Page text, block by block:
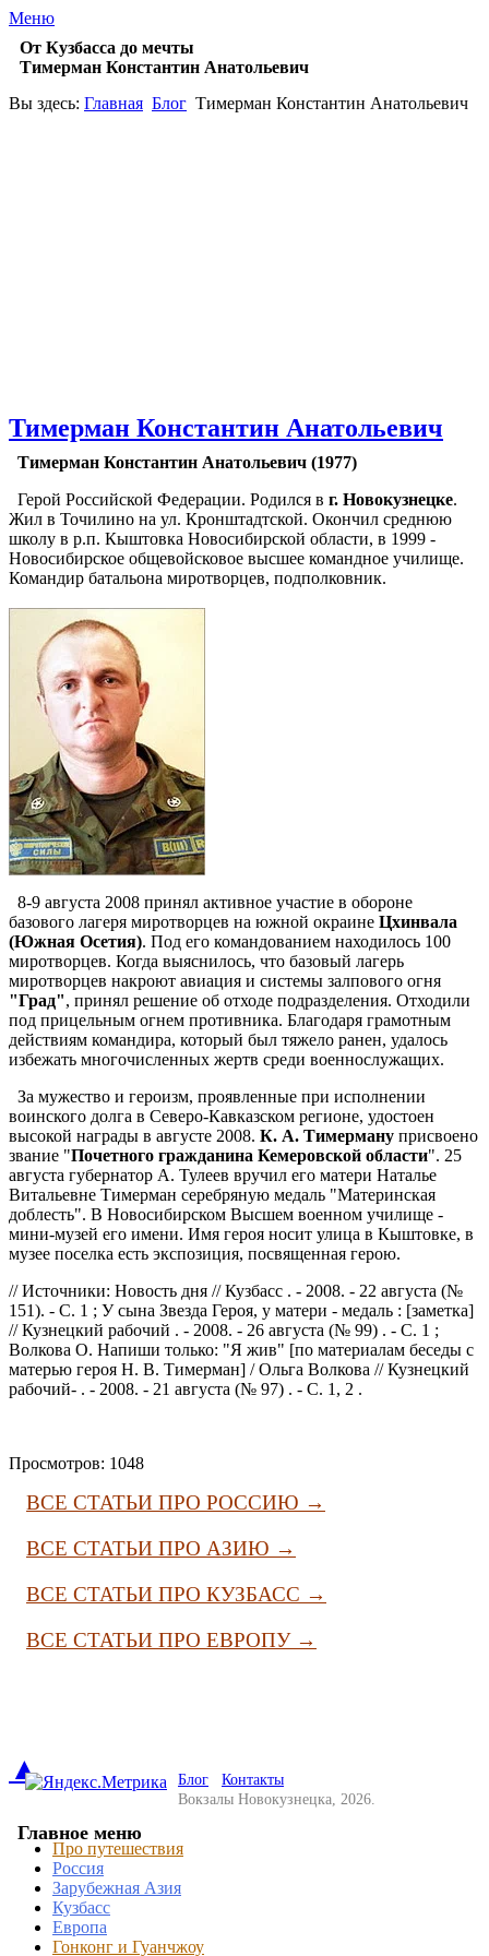
Меню
От Кузбасса до мечты
Тимерман Константин Анатольевич
Вы здесь: Главная Блог Тимерман Константин Анатольевич
Тимерман Константин Анатольевич
Тимерман Константин Анатольевич (1977)
Герой Российской Федерации. Родился в г. Новокузнецке.
Жил в Точилино на ул. Кронштадтской. Окончил среднюю
школу в р.п. Кыштовка Новосибирской области, в 1999 -
Новосибирское общевойсковое высшее командное училище.
Командир батальона миротворцев, подполковник.
8-9 августа 2008 принял активное участие в обороне
базового лагеря миротворцев на южной окраине Цхинвала
(Южная Осетия). Под его командованием находилось 100
миротворцев. Когда выяснилось, что базовый лагерь
миротворцев накроют авиация и системы залпового огня
"Град", принял решение об отходе подразделения. Отходили
под прицельным огнем противника. Благодаря грамотным
действиям командира, который был тяжело ранен, удалось
избежать многочисленных жертв среди военнослужащих.
За мужество и героизм, проявленные при исполнении
воинского долга в Северо-Кавказском регионе, удостоен
высокой награды в августе 2008. К. А. Тимерману присвоено
звание "Почетного гражданина Кемеровской области". 25
августа губернатор А. Тулеев вручил его матери Наталье
Витальевне Тимерман серебряную медаль "Материнская
доблесть". В Новосибирском Высшем военном училище -
мини-музей его имени. Имя героя носит улица в Кыштовке, в
музее поселка есть экспозиция, посвященная герою.
// Источники: Новость дня // Кузбасс . - 2008. - 22 августа (№
151). - С. 1 ; У сына Звезда Героя, у матери - медаль : [заметка]
// Кузнецкий рабочий . - 2008. - 26 августа (№ 99) . - С. 1 ;
Волкова О. Напиши только: "Я жив" [по материалам беседы с
матерью героя Н. В. Тимерман] / Ольга Волкова // Кузнецкий
рабочий- . - 2008. - 21 августа (№ 97) . - С. 1, 2 .
Просмотров: 1048
ВСЕ СТАТЬИ ПРО РОССИЮ →
ВСЕ СТАТЬИ ПРО АЗИЮ →
ВСЕ СТАТЬИ ПРО КУЗБАСС →
ВСЕ СТАТЬИ ПРО ЕВРОПУ →
▲ Блог
Контакты
Вокзалы Новокузнецка, 2026.
Главное меню
Про путешествия
Россия
Зарубежная Азия
Кузбасс
Европа
Гонконг и Гуанчжоу